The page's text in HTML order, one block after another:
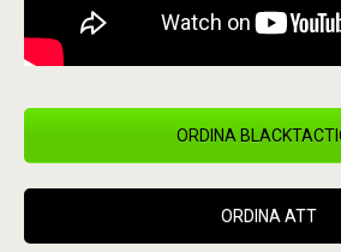
ORDINA
ORDINA ATT